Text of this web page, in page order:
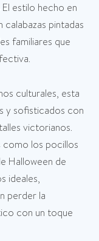
El estilo hecho en
pintadas
familiares que
culturales, esta
y sofisticados con
victorianos.
como los pocillos
Halloween de
ideales,
perder la
con un toque